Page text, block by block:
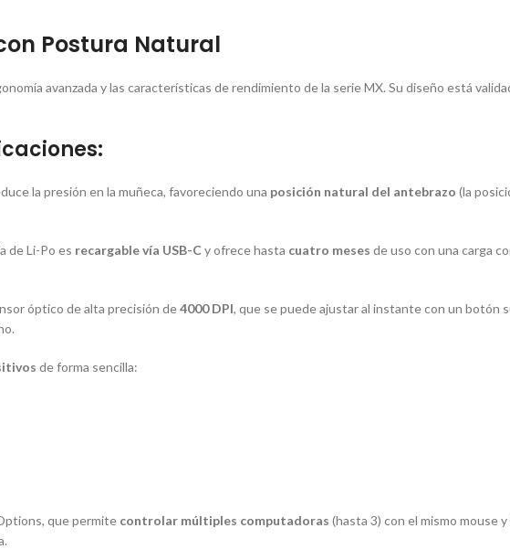
Postura Natural
avanzada y las características de rendimiento de la serie MX. Su diseño está
la presión en la muñeca, favoreciendo una posición natural del antebrazo (la
de Li-Po es recargable vía USB-C y ofrece hasta cuatro meses de uso con una carga
óptico de alta precisión de4000 DPI, que se puede ajustar al instante con un botón
de forma sencilla:
que permite controlar múltiples computadoras (hasta 3) con el mismo mousey